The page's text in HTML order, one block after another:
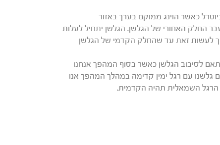
כאשר הוינג ממוקם בערך באזור
החלק האחורי של הגלשן. הגלשן יתחיל לעלות
לעשות זאת עד שהחלק הקדמי של הגלשן
לסיבוב הגלשן כאשר בסוף המהפך אנחנו
גלשנו עם רגל ימין קדימה במהלך המהפך אנו
הרגל השמאלית תהיה הקדמית.